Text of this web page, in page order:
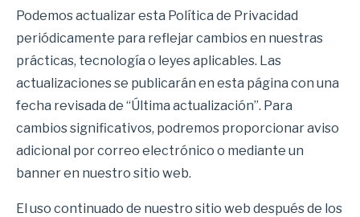
Podemos actualizar esta Política de Privacidad
periódicamente para reflejar cambios en nuestras
prácticas, tecnología o leyes aplicables. Las
actualizaciones se publicarán en esta página con una
fecha revisada de “Última actualización”. Para
cambios significativos, podremos proporcionar aviso
adicional por correo electrónico o mediante un
banner en nuestro sitio web.
El uso continuado de nuestro sitio web después de los